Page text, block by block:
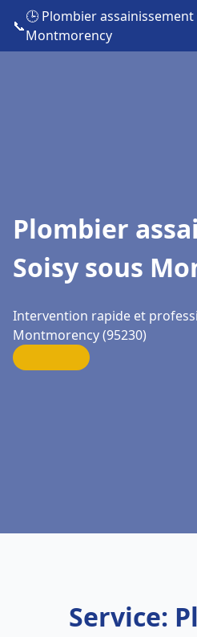
📞
🕒 Plombier assainissement
Montmorency
Plombier
Soisy sous
Intervention rapide et
Montmorency (95230)
Service: